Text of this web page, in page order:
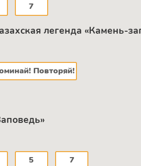
7
легенда «Камень-
Повторяй!
5 7